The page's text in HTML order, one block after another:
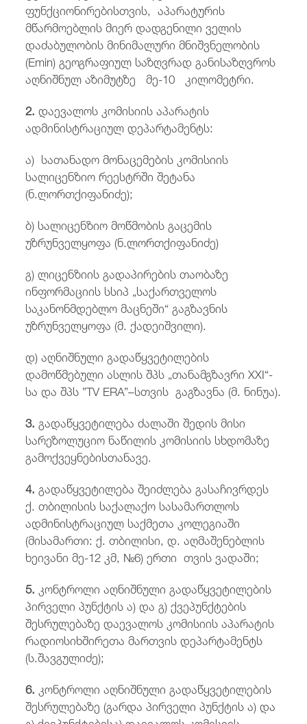
ფუნქციონირებისთვის, აპარატურის
მწარმოებლის მიერ დადგენილი ველის
დაძაბულობის მინიმალური მნიშვნელობის
(Emin) გეოგრაფიულ საზღვრად განისაზღვროს
აღნიშნულ აზიმუტზე მე-10 კილომეტრი.
2.დაევალოს კომისიის აპარატის
ადმინისტრაციულ დეპარტამენტს:
ა) სათანადო მონაცემების კომისიის
სალიცენზიო რეესტრში შეტანა
(ნ.ლორთქიფანიძე);
ბ) სალიცენზიო მოწმობის გაცემის
უზრუნველყოფა (ნ.ლორთქიფანიძე)
გ) ლიცენზიის გადაპირების თაობაზე
ინფორმაციის სსიპ „საქართველოს
საკანონმდებლო მაცნეში“ გაგზავნის
უზრუნველყოფა (მ. ქადეიშვილი).
დ) აღნიშნული გადაწყვეტილების
დამოწმებული ასლის შპს „თანამგზავრი XXI“-
სა და შპს ”TV ERA”–სთვის გაგზავნა (მ. ნინუა).
3.გადაწყვეტილება ძალაში შედის მისი
სარეზოლუციო ნაწილის კომისიის სხდომაზე
გამოქვეყნებისთანავე.
4.გადაწყვეტილება შეიძლება გასაჩივრდეს
ქ. თბილისის საქალაქო სასამართლოს
ადმინისტრაციულ საქმეთა კოლეგიაში
(მისამართი: ქ. თბილისი, დ. აღმაშენებლის
ხეივანი მე-12 კმ, №6) ერთი თვის ვადაში;
5.კონტროლი აღნიშნული გადაწყვეტილების
პირველი პუნქტის ა) და გ) ქვეპუნქტების
შესრულებაზე დაევალოს კომისიის აპარატის
რადიოსიხშირეთა მართვის დეპარტამენტს
(ს.შავგულიძე);
6.კონტროლი აღნიშნული გადაწყვეტილების
შესრულებაზე (გარდა პირველი პუნქტის ა) და